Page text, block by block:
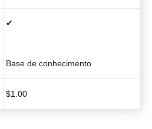
✔
Base de conhecimento
$1.00